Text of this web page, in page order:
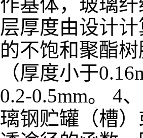
层厚度由设计
的不饱和聚酯
（厚度小于
0.2-0.5mm。 4
璃钢贮罐（槽